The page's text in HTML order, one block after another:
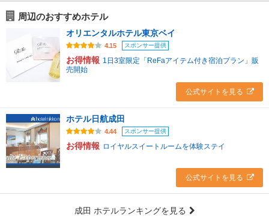
周辺のおすすめホテル
オリエンタルホテル東京ベイ
4.15 スポンサー提供
お得情報 1日3室限定「ReFaアイテム付き宿泊プラン」販
売開始
公式サイトを見る
ホテル日航成田
4.44 スポンサー提供
お得情報 ロイヤルスイートルームを体験ステイ
公式サイトを見る
成田 ホテルランキングを見る